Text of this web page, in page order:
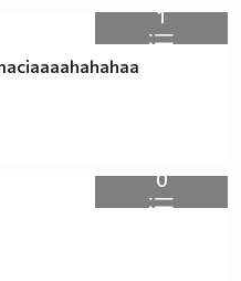
1
0